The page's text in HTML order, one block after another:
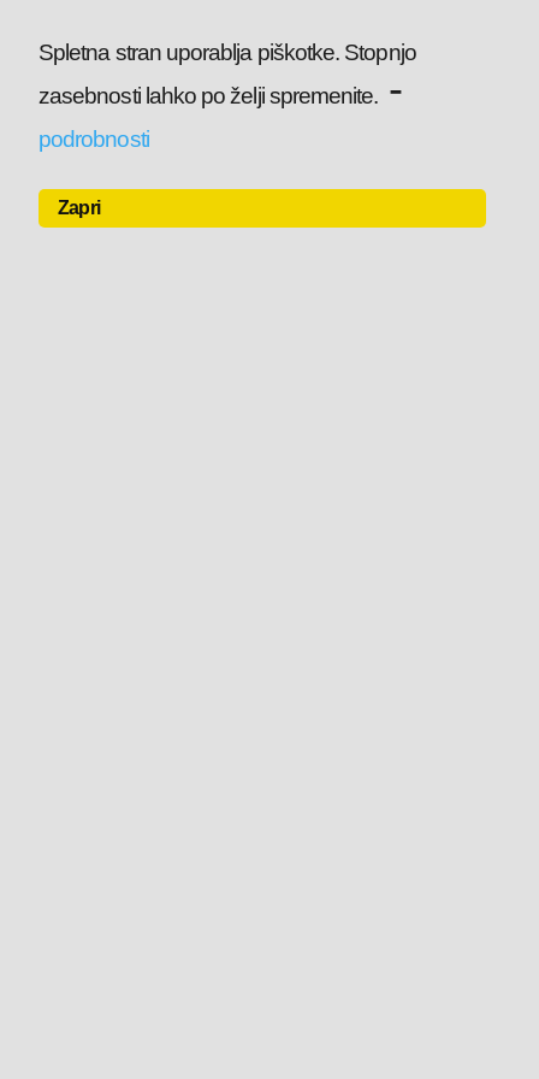
Spletna stran uporablja piškotke. Stopnjo
zasebnosti lahko po želji spremenite. -
podrobnosti
Zapri